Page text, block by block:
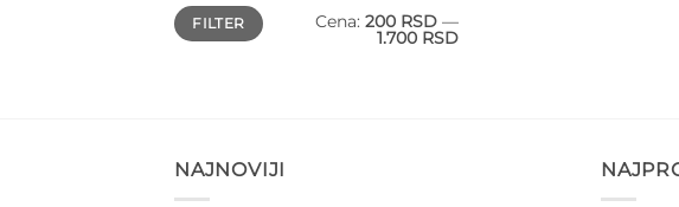
Minimalna
cena
Maksimalna
cenaFILTER Cena: 200 RSD —
1.700 RSD
NAJNOVIJI